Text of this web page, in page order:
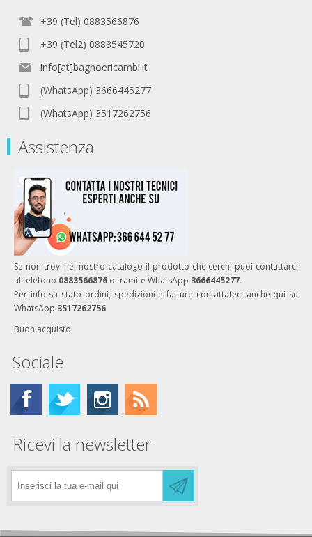
+39 (Tel) 0883566876
+39 (Tel2) 0883545720
info[at]bagnoericambi.it
(WhatsApp) 3666445277
(WhatsApp) 3517262756
Assistenza
Se non trovi nel nostro catalogo il prodotto che cerchi puoi contattarci
al telefono 0883566876 o tramite WhatsApp 3666445277.
Per info su stato ordini, spedizioni e fatture contattateci anche qui su
WhatsApp 3517262756
Buon acquisto!
Sociale
Ricevi la newsletter